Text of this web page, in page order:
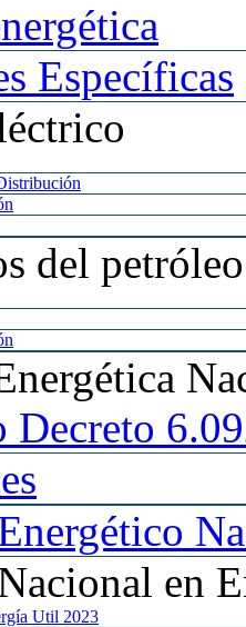
Específicas
del petróleo
Decreto
en
Util 2023